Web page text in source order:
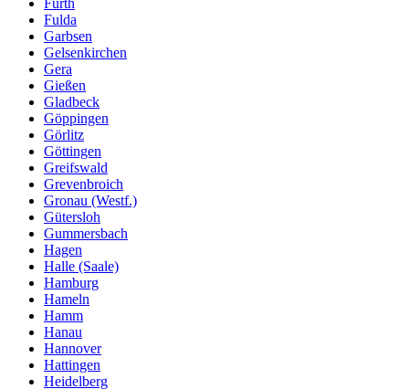
Fürth
Fulda
Garbsen
Gelsenkirchen
Gera
Gießen
Gladbeck
Göppingen
Görlitz
Göttingen
Greifswald
Grevenbroich
Gronau (Westf.)
Gütersloh
Gummersbach
Hagen
Halle (Saale)
Hamburg
Hameln
Hamm
Hanau
Hannover
Hattingen
Heidelberg